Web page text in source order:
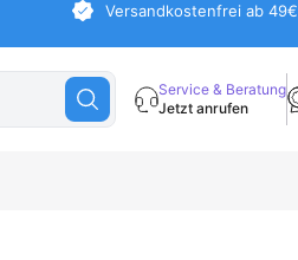
Versandkostenfrei ab 49€
Service & Beratung
Jetzt anrufen